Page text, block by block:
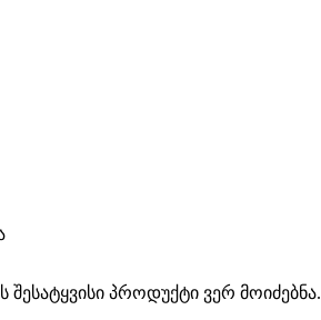
შესატყვისი პროდუქტი ვერ მოიძებნა.